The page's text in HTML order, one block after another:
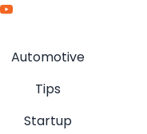
Automotive
Tips
Startup